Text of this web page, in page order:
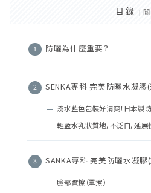
目錄
防曬為什麼重要？
SENKA專科 完美防曬水凝膠
淺水藍色包裝好清爽！日本製
輕盈水乳狀質地，不泛白，延展
SANKA專科 完美防曬水凝
臉部實擦（單擦）